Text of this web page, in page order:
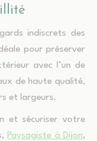
indiscrets des
pour préserver
avec l’un de
de haute qualité,
et largeurs.
et sécuriser votre
Paysagiste à Dijon,